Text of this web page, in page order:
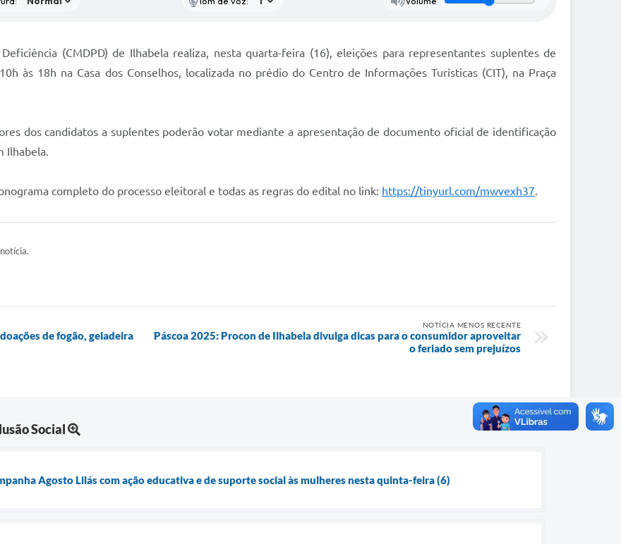
(CMDPD) de Ilhabela realiza, nesta quarta-feira (16), eleições para representantes suplentes de
às 18h na Casa dos Conselhos, localizada no prédio do Centro de Informações Turísticas (CIT), na Praça
dos candidatos a suplentes poderão votar mediante a apresentação de documento oficial de identificação
Ilhabela.
completo do processo eleitoral e todas as regras do edital no link: https://tinyurl.com/mwvexh37.
de fogão, geladeira
NOTÍCIA MENOS RECENTE
Páscoa 2025: Procon de Ilhabela divulga dicas para o consumidor aproveitar
o feriado sem prejuízos
Social
Agosto Lilás com ação educativa e de suporte social às mulheres nesta quinta-feira (6)